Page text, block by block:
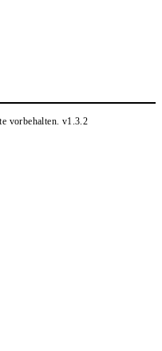
vorbehalten. v1.3.2